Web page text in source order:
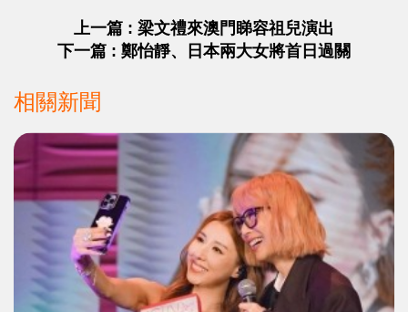
上一篇 : 梁文禮來澳門睇容祖兒演出
下一篇 : 鄭怡靜、日本兩大女將首日過關
相關新聞